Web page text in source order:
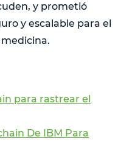
y prometió
y escalable para el
para rastrear el
De IBM Para